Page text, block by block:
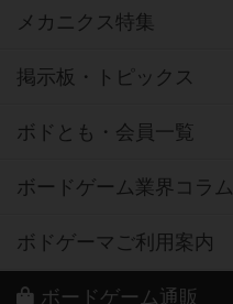
メカニクス特集
掲示板・トピックス
ボドとも・会員一覧
ボードゲーム業界コラム
ボドゲーマご利用案内
ボードゲーム通販